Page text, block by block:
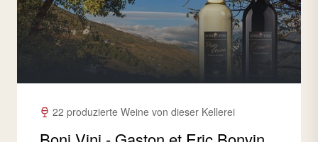
22 produzierte Weine von dieser Kellerei